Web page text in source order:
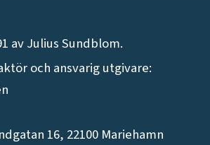
av Julius Sundblom.
och ansvarig utgivare:
16, 22100 Mariehamn